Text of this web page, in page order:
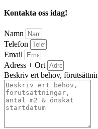
Kontakta oss idag!
Namn
Telefon
Email
Adress + Ort
Beskriv ert behov,